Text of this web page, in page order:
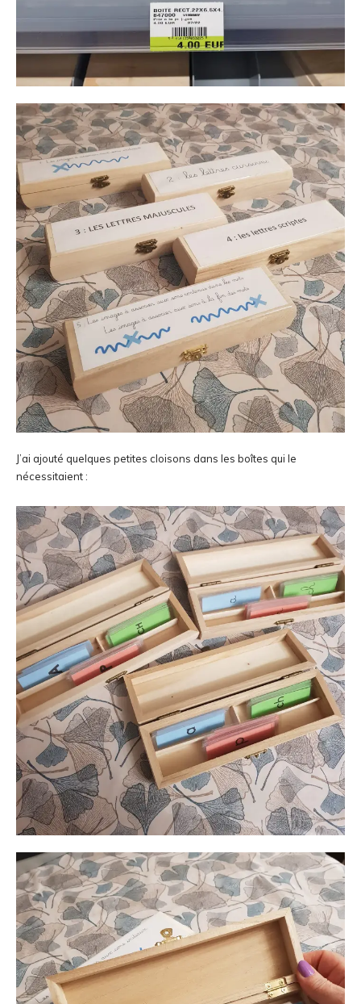
J’ai ajouté quelques petites cloisons dans les boîtes qui le
nécessitaient :